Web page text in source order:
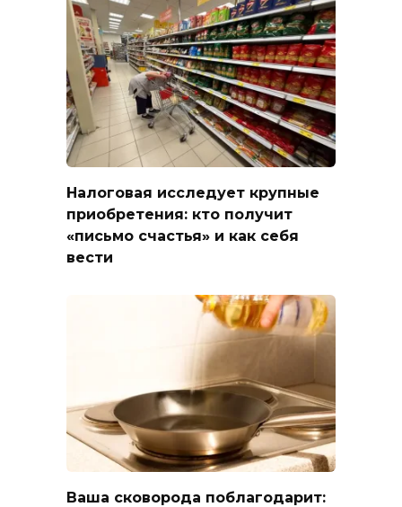
Налоговая исследует крупные
приобретения: кто получит
«письмо счастья» и как себя
вести
Ваша сковорода поблагодарит: